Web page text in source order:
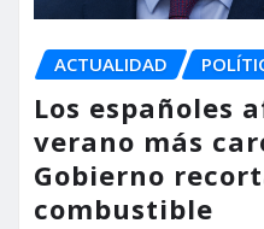
ACTUALIDAD
Los españoles
verano más
Gobierno
combustible